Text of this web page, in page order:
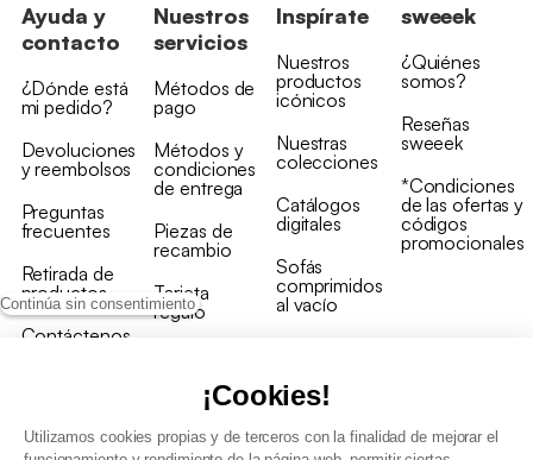
Continúa sin consentimiento
¡Cookies!
Utilizamos cookies propias y de terceros con la finalidad de mejorar el
Ayuda y
contacto
¿Dónde está
mi pedido?
Devoluciones
y reembolsos
Preguntas
frecuentes
Retirada de
productos
Contáctenos
Nuestros
servicios
Métodos de
pago
Métodos y
condiciones
de entrega
Piezas de
recambio
Tarjeta
regalo
Inspírate
Nuestros
productos
icónicos
Nuestras
colecciones
Catálogos
digitales
Sofás
comprimidos
al vacío
sweeek
¿Quiénes
somos?
Reseñas
sweeek
*Condiciones
de las ofertas y
códigos
promocionales